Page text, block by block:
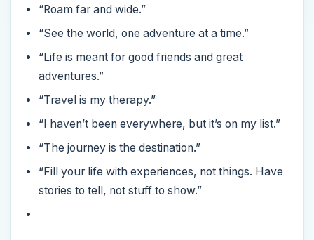
“Roam far and wide.”
“See the world, one adventure at a time.”
“Life is meant for good friends and great
adventures.”
“Travel is my therapy.”
“I haven’t been everywhere, but it’s on my list.”
“The journey is the destination.”
“Fill your life with experiences, not things. Have
stories to tell, not stuff to show.”